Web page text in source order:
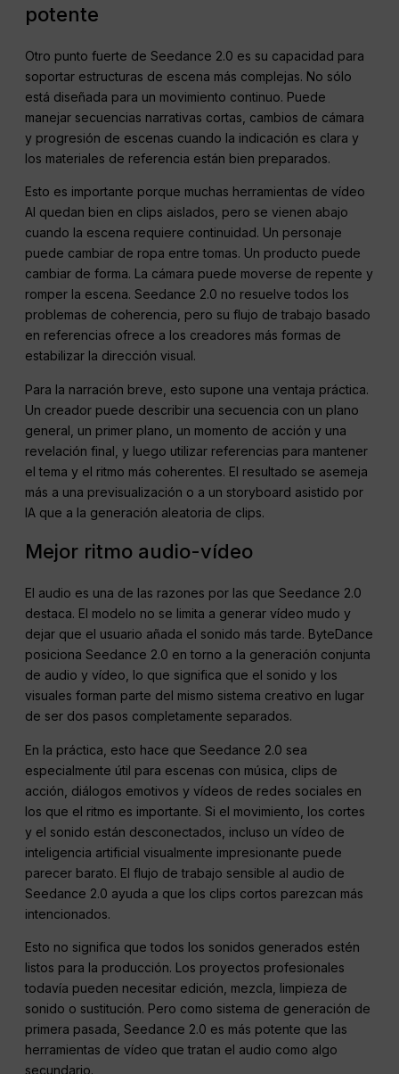
potente
Otro punto fuerte de Seedance 2.0 es su capacidad para
soportar estructuras de escena más complejas. No sólo
está diseñada para un movimiento continuo. Puede
manejar secuencias narrativas cortas, cambios de cámara
y progresión de escenas cuando la indicación es clara y
los materiales de referencia están bien preparados.
Esto es importante porque muchas herramientas de vídeo
AI quedan bien en clips aislados, pero se vienen abajo
cuando la escena requiere continuidad. Un personaje
puede cambiar de ropa entre tomas. Un producto puede
cambiar de forma. La cámara puede moverse de repente y
romper la escena. Seedance 2.0 no resuelve todos los
problemas de coherencia, pero su flujo de trabajo basado
en referencias ofrece a los creadores más formas de
estabilizar la dirección visual.
Para la narración breve, esto supone una ventaja práctica.
Un creador puede describir una secuencia con un plano
general, un primer plano, un momento de acción y una
revelación final, y luego utilizar referencias para mantener
el tema y el ritmo más coherentes. El resultado se asemeja
más a una previsualización o a un storyboard asistido por
IA que a la generación aleatoria de clips.
Mejor ritmo audio-vídeo
El audio es una de las razones por las que Seedance 2.0
destaca. El modelo no se limita a generar vídeo mudo y
dejar que el usuario añada el sonido más tarde. ByteDance
posiciona Seedance 2.0 en torno a la generación conjunta
de audio y vídeo, lo que significa que el sonido y los
visuales forman parte del mismo sistema creativo en lugar
de ser dos pasos completamente separados.
En la práctica, esto hace que Seedance 2.0 sea
especialmente útil para escenas con música, clips de
acción, diálogos emotivos y vídeos de redes sociales en
los que el ritmo es importante. Si el movimiento, los cortes
y el sonido están desconectados, incluso un vídeo de
inteligencia artificial visualmente impresionante puede
parecer barato. El flujo de trabajo sensible al audio de
Seedance 2.0 ayuda a que los clips cortos parezcan más
intencionados.
Esto no significa que todos los sonidos generados estén
listos para la producción. Los proyectos profesionales
todavía pueden necesitar edición, mezcla, limpieza de
sonido o sustitución. Pero como sistema de generación de
primera pasada, Seedance 2.0 es más potente que las
herramientas de vídeo que tratan el audio como algo
secundario.